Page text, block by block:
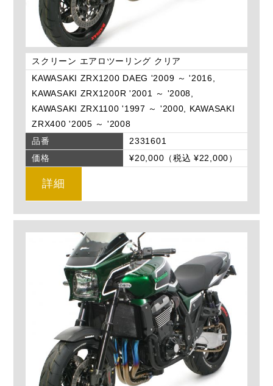
スクリーン エアロツーリング クリア
KAWASAKI ZRX1200 DAEG '2009 ～ '2016,
KAWASAKI ZRX1200R '2001 ～ '2008,
KAWASAKI ZRX1100 '1997 ～ '2000, KAWASAKI
ZRX400 '2005 ～ '2008
品番
2331601
価格
¥20,000（税込 ¥22,000）
詳細